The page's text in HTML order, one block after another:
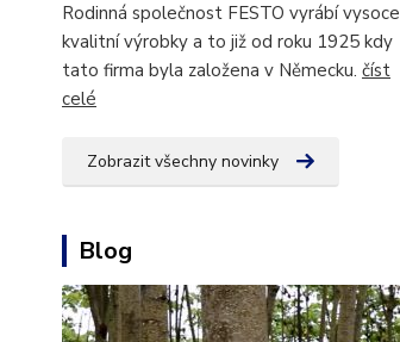
Rodinná společnost FESTO vyrábí vysoce
kvalitní výrobky a to již od roku 1925 kdy
tato firma byla založena v Německu. číst
celé
Zobrazit všechny novinky
Blog